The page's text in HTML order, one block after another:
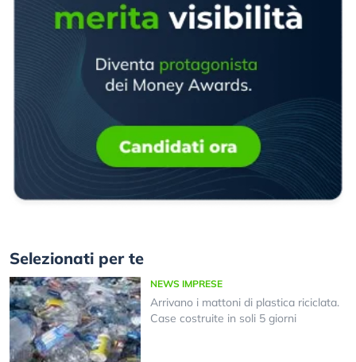
Selezionati per te
NEWS IMPRESE
Arrivano i mattoni di plastica riciclata.
Case costruite in soli 5 giorni